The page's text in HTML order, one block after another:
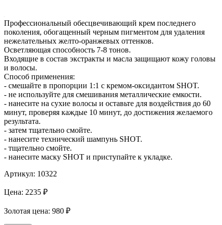
Профессиональный обесцвечивающий крем последнего
поколения, обогащенный черным пигментом для удаления
нежелательных желто-оранжевых оттенков.
Осветляющая способность 7-8 тонов.
Входящие в состав экстракты и масла защищают кожу головы
и волосы.
Способ применения:
- смешайте в пропорции 1:1 с кремом-оксидантом SHOT.
- не используйте для смешивания металлические емкости.
- нанесите на сухие волосы и оставьте для воздействия до 60
минут, проверяя каждые 10 минут, до достижения желаемого
результата.
- затем тщательно смойте.
- нанесите технический шампунь SHOT.
- тщательно смойте.
- нанесите маску SHOT и приступайте к укладке.
Артикул: 10322
Цена: 2235 ₽
Золотая цена: 980 ₽